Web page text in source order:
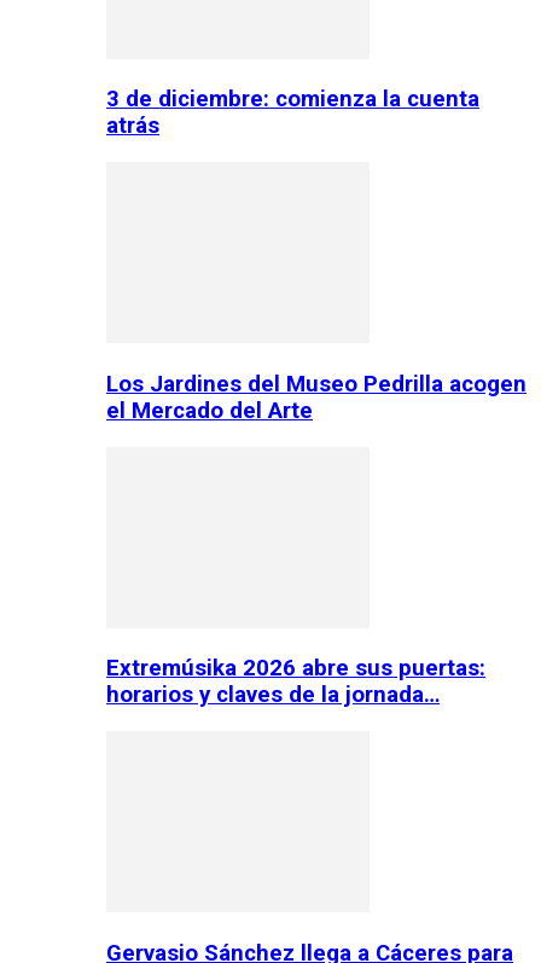
3 de diciembre: comienza la cuenta
atrás
Los Jardines del Museo Pedrilla acogen
el Mercado del Arte
Extremúsika 2026 abre sus puertas:
horarios y claves de la jornada…
Gervasio Sánchez llega a Cáceres para